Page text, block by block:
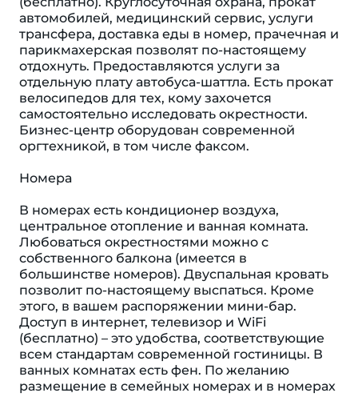
автомобилей, медицинский сервис, услуги
трансфера, доставка еды в номер, прачечная и
парикмахерская позволят по-настоящему
отдохнуть. Предоставляются услуги за
отдельную плату автобуса-шаттла. Есть прокат
велосипедов для тех, кому захочется
самостоятельно исследовать окрестности.
Бизнес-центр оборудован современной
оргтехникой, в том числе факсом.
Номера
В номерах есть кондиционер воздуха,
центральное отопление и ванная комната.
Любоваться окрестностями можно с
собственного балкона (имеется в
большинстве номеров). Двуспальная кровать
позволит по-настоящему выспаться. Кроме
этого, в вашем распоряжении мини-бар.
Доступ в интернет, телевизор и WiFi
(бесплатно) – это удобства, соответствующие
всем стандартам современной гостиницы. В
ванных комнатах есть фен. По желанию
размещение в семейных номерах и в номерах